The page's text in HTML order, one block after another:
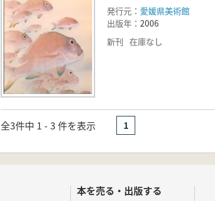
発行元： 愛媛県美術館
出版年： 2006
新刊 在庫なし
全3件中 1 - 3 件を表示 1
本を売る・出版する